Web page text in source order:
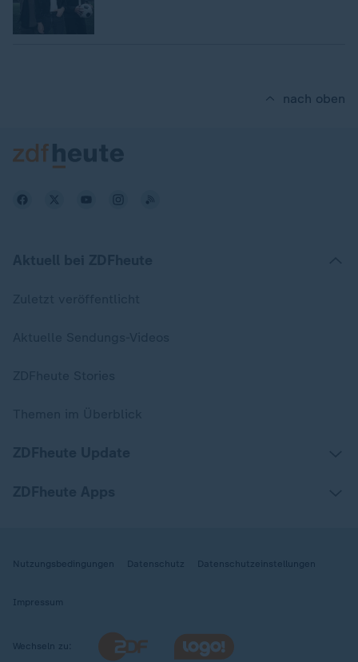
nach oben
Nutzungsbedingungen Datenschutz Datenschutzeinstellungen
Impressum
Wechseln zu: